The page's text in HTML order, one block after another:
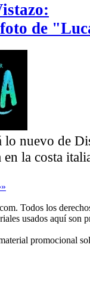
de
lo nuevo de
en la costa
»
Todos los
usados aquí son
promocional